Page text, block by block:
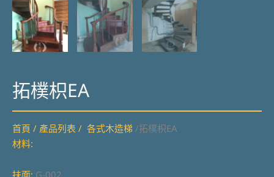
拓樸枳EA
首頁 / 產品列表 / 各式木造梯 /拓樸枳EA
材料:
扶面: G-002